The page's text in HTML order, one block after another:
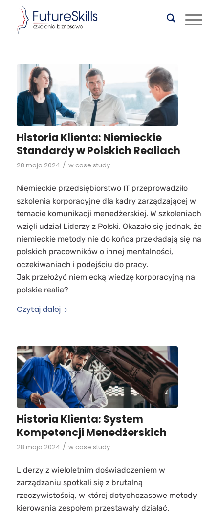
Historia Klienta: Niemieckie
Standardy w Polskich Realiach
28 maja 2024 / w case study
Niemieckie przedsiębiorstwo IT przeprowadziło
szkolenia korporacyjne dla kadry zarządzającej w
temacie komunikacji menedżerskiej. W szkoleniach
wzięli udział Liderzy z Polski. Okazało się jednak, że
niemieckie metody nie do końca przekładają się na
polskich pracowników o innej mentalności,
oczekiwaniach i podejściu do pracy.
Jak przełożyć niemiecką wiedzę korporacyjną na
polskie realia?
Czytaj dalej
Historia Klienta: System
Kompetencji Menedżerskich
28 maja 2024 / w case study
Liderzy z wieloletnim doświadczeniem w
zarządzaniu spotkali się z brutalną
rzeczywistością, w której dotychczasowe metody
kierowania zespołem przestawały działać.